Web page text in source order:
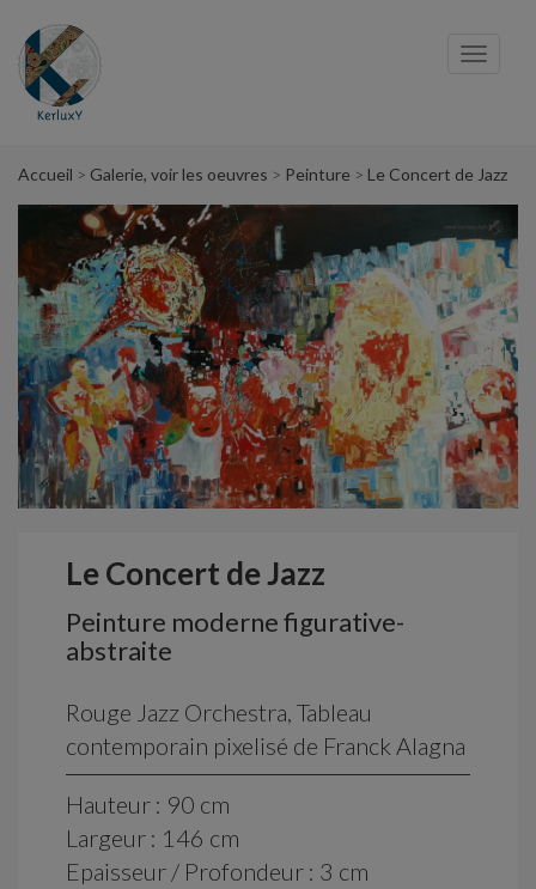
Accueil Galerie, voir les oeuvres Peinture Le Concert de Jazz
Le Concert de Jazz
Peinture moderne figurative-
abstraite
Rouge Jazz Orchestra, Tableau
contemporain pixelisé de Franck Alagna
Hauteur : 90 cm
Largeur : 146 cm
Epaisseur / Profondeur : 3 cm